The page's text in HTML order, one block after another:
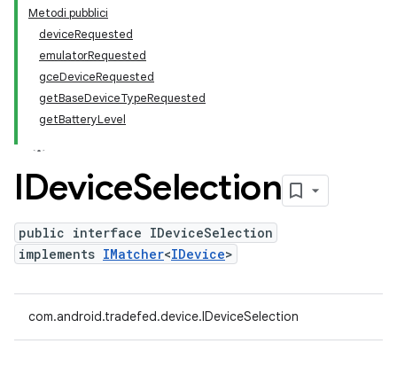
Metodi pubblici
deviceRequested
emulatorRequested
gceDeviceRequested
getBaseDeviceTypeRequested
getBatteryLevel
IDeviceSelection
public interface IDeviceSelection
implements IMatcher<IDevice>
com.android.tradefed.device.IDeviceSelection